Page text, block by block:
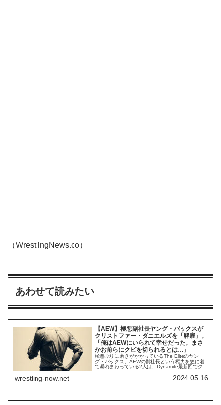
（WrestlingNews.co）
あわせて読みたい
【AEW】極悪副社長ヤング・バックスが
クリストファー・ダニエルズを「解雇」。
「俺はAEWにいられて幸せだった。まさ
かお前らにクビを切られるとは…」
極悪ぶりに磨きがかかっているThe Eliteのヤン
グ・バックス。AEWの副社長という権力を笠に着
て暴れまわっている2人は、Dynamite最新回でクリ
対戦。見事に試合に勝利した後、なんとダニエル
ン部門のリーダーとして、トニー・カーン社長率
wrestling-now.net 2024.05.16